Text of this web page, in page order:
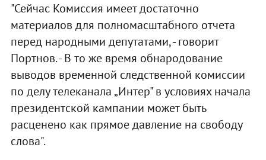
"Сейчас Комиссия имеет достаточно
материалов для полномасштабного отчета
перед народными депутатами, - говорит
Портнов. - В то же время обнародование
выводов временной следственной комиссии
по делу телеканала „Интер" в условиях начала
президентской кампании может быть
расценено как прямое давление на свободу
слова".